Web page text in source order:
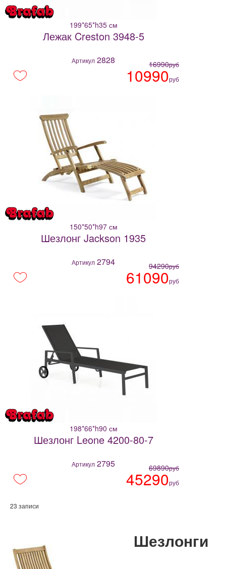
199*65*h35 см
Лежак Creston 3948-5
Артикул 2828 16990руб
10990руб
150*50*h97 см
Шезлонг Jackson 1935
Артикул 2794 94290руб
61090руб
198*66*h90 см
Шезлонг Leone 4200-80-7
Артикул 2795 69890руб
45290руб
23 записи
Шезлонги